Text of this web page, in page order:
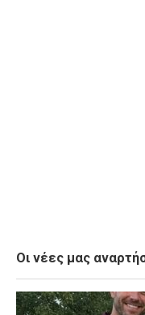
Οι νέες μας